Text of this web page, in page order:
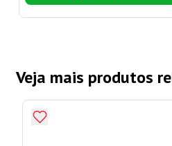
Veja mais produtos